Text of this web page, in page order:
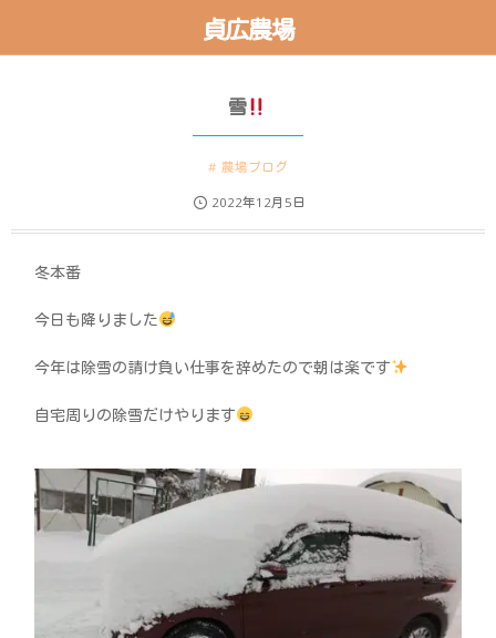
貞広農場
雪
農場ブログ
2022年12月5日
冬本番
今日も降りました
今年は除雪の請け負い仕事を辞めたので朝は楽です
自宅周りの除雪だけやります